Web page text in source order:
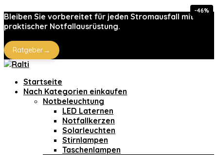
Bleiben Sie vorbereitet für jeden Stromausfall mit
praktischer Notfallausrüstung.
Ratgeber→
Startseite
Nach Kategorien einkaufen
Notbeleuchtung
LED Laternen
Notfallkerzen
Solarleuchten
Stirnlampen
Taschenlampen
-46%